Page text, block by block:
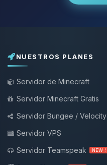
NUESTROS PLANES
Servidor de Minecraft
Servidor Minecraft Gratis
Servidor Bungee / Velocity
Servidor VPS
Servidor Teamspeak
NEW !